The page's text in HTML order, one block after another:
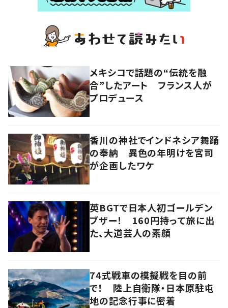
メキシコで話題の“伝統を融
合”したアート フランス人が
プロデュース
香川の神社でインドネシア舞踊
の奉納 異色の年明けを宮司
が企画したワケ
英BGTで日本人初ゴールデン
ブザー！ 160円持って旅に出
た、大道芸人の素顔
74式戦車の模擬戦を目の前
で！ 陸上自衛隊・日本原駐屯
地の記念行事に密着